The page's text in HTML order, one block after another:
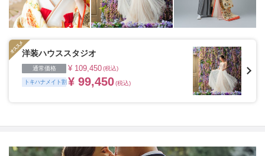
洋装ハウススタジオ
通常価格 ¥ 109,450(税込)
トキハナメイト割 ¥ 99,450(税込)